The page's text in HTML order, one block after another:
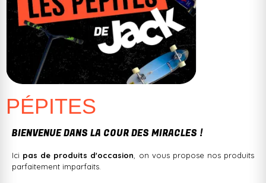
PÉPITES
BIENVENUE DANS LA COUR DES MIRACLES !
Ici pas de produits d'occasion , on vous propose nos produits
parfaitement imparfaits.